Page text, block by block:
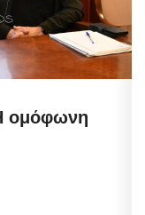
ομόφωνη